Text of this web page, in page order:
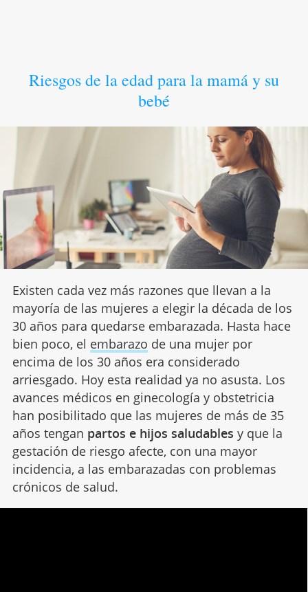
Riesgos de la edad para la mamá y su
bebé
Existen cada vez más razones que llevan a la
mayoría de las mujeres a elegir la década de los
30 años para quedarse embarazada. Hasta hace
bien poco, el embarazo de una mujer por
encima de los 30 años era considerado
arriesgado. Hoy esta realidad ya no asusta. Los
avances médicos en ginecología y obstetricia
han posibilitado que las mujeres de más de 35
años tengan partos e hijos saludables y que la
gestación de riesgo afecte, con una mayor
incidencia, a las embarazadas con problemas
crónicos de salud.